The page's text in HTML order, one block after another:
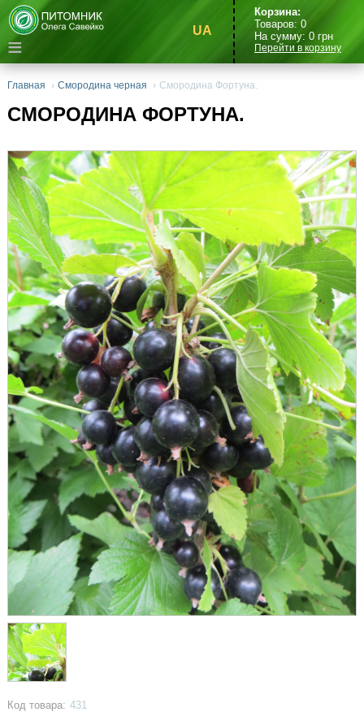
≡
UA
Корзина:
Товаров: 0
На сумму: 0 грн
Перейти в корзину
Главная › Смородина черная › Смородина Фортуна.
СМОРОДИНА ФОРТУНА.
Код товара: 431